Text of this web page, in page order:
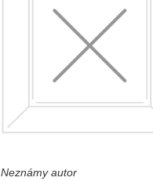
Neznámy autor